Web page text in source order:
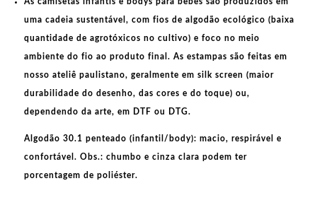
uma cadeia sustentável, com fios dealgodão ecológico (baixa
quantidade de agrotóxicos no cultivo) e foco no meio
ambiente do fio ao produto final. Asestampas são feitas em
nosso ateliê paulistano, geralmente emsilk screen (maior
durabilidade do desenho, das cores e do toque) ou,
dependendo da arte, em DTF ou DTG.
Algodão 30.1 penteado (infantil/body): macio, respirável e
confortável.Obs.: chumbo e cinza clara podem ter
porcentagem de poliéster.